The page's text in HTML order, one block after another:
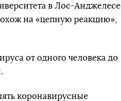
в Лос-Анджелесе
на «цепную реакцию»,
от одного человека до
коронавирусные